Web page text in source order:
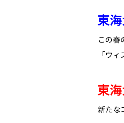
東
この春
「ウ
東
新たな